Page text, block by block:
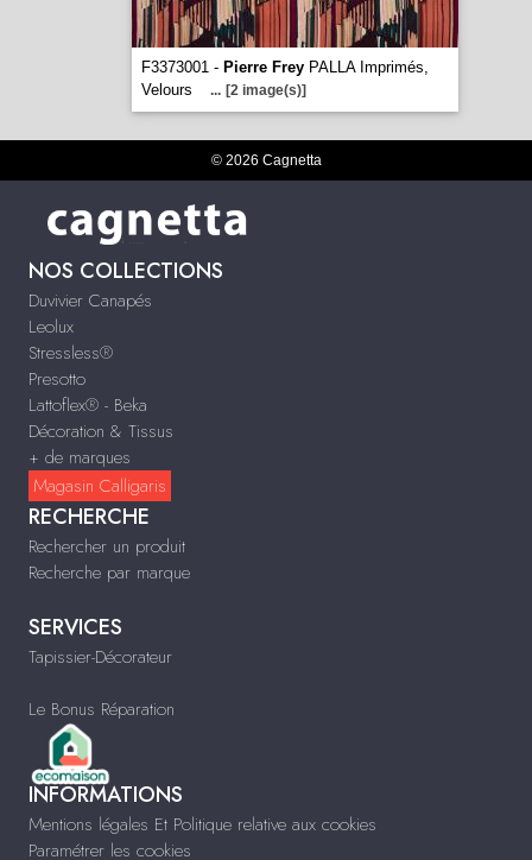
F3373001 - Pierre FreyPALLA Imprimés,
Velours
... [2 image(s)]
© 2026 Cagnetta
NOS COLLECTIONS
Duvivier Canapés
Leolux
Stressless®
Presotto
Lattoflex® - Beka
Décoration & Tissus
+ de marques
Magasin Calligaris
RECHERCHE
Rechercher un produit
Recherche par marque
SERVICES
Tapissier-Décorateur
Le Bonus Réparation
INFORMATIONS
Mentions légales Et Politique relative aux cookies
Paramétrer les cookies